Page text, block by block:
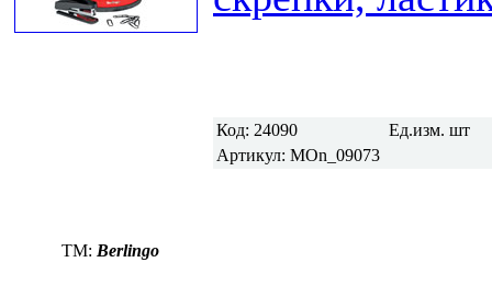
Код: 24090 Ед.изм. шт
Артикул: MOn_09073
TM: Berlingo